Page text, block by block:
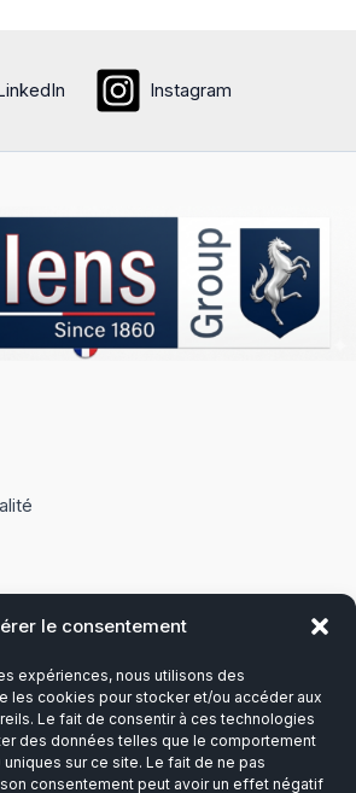
le consentement
expériences, nous utilisons des
les cookies pour stocker et/ou accéder aux
Le fait de consentir à ces technologies
des données telles que le comportement
sur ce site. Le fait de ne pas
consentement peut avoir un effet négatif
Instagram